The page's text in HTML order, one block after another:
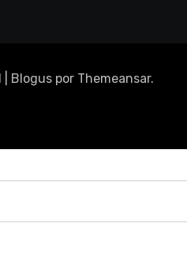
Blogus por Themeansar.